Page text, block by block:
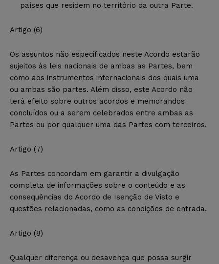
países que residem no território da outra Parte.
Artigo (6)
Os assuntos não especificados neste Acordo estarão
sujeitos às leis nacionais de ambas as Partes, bem
como aos instrumentos internacionais dos quais uma
ou ambas são partes. Além disso, este Acordo não
terá efeito sobre outros acordos e memorandos
concluídos ou a serem celebrados entre ambas as
Partes ou por qualquer uma das Partes com terceiros.
Artigo (7)
As Partes concordam em garantir a divulgação
completa de informações sobre o conteúdo e as
consequências do Acordo de Isenção de Visto e
questões relacionadas, como as condições de entrada.
Artigo (8)
Qualquer diferença ou desavença que possa surgir